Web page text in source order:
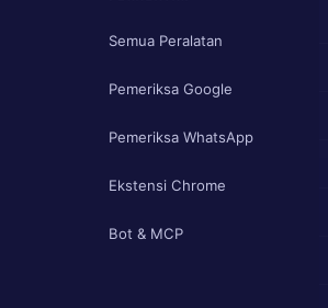
Semua Peralatan
Pemeriksa Google
Pemeriksa WhatsApp
Ekstensi Chrome
Bot & MCP